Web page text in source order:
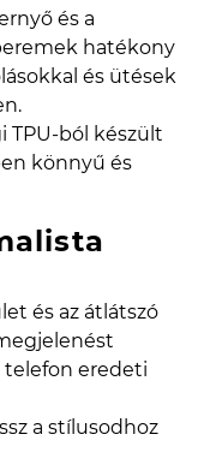
és a
hatékony
és ütések
TPU-ból készült
könnyű és
és az átlátszó
telefon eredeti
a stílusodhoz